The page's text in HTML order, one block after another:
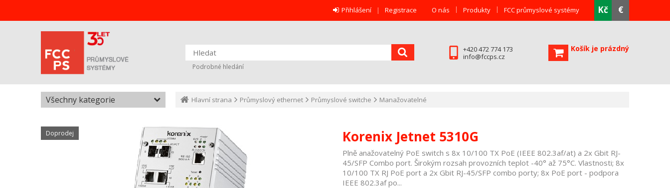
Kč €
O nás Produkty FCC průmyslové systémy
Přihlášení Registrace
Košík je prázdný
+420 472 774 173
info@fccps.cz
Podrobné hledání
Všechny kategorie Hlavní strana Průmyslový ethernet Průmyslové switche Manažovatelné
Doprodej Korenix Jetnet 5310G
Plně anažovatelný PoE switch s 8x 10/100 TX PoE (IEEE 802.3af/at) a 2x Gbit RJ-
45/SFP Combo port. Širokým rozsah provozních teplot -40° až 75°C. Vlastnosti; 8x
10/100 TX RJ PoE port a 2x Gbit RJ-45/SFP combo porty; 8x PoE port - podpora
IEEE 802.3af po...